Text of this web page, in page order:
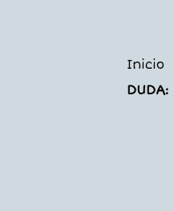
Inicio
DUDA: